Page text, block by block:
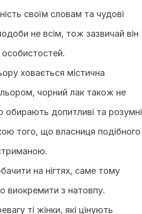
своїм словам та чудові
не всім, тож зазвичай він
ховається містична
чорний лак також не
допитливі та розумні
того, що власниця подібного
на нігтях, саме тому
виокремити з натовпу.
ті жінки, які цінують